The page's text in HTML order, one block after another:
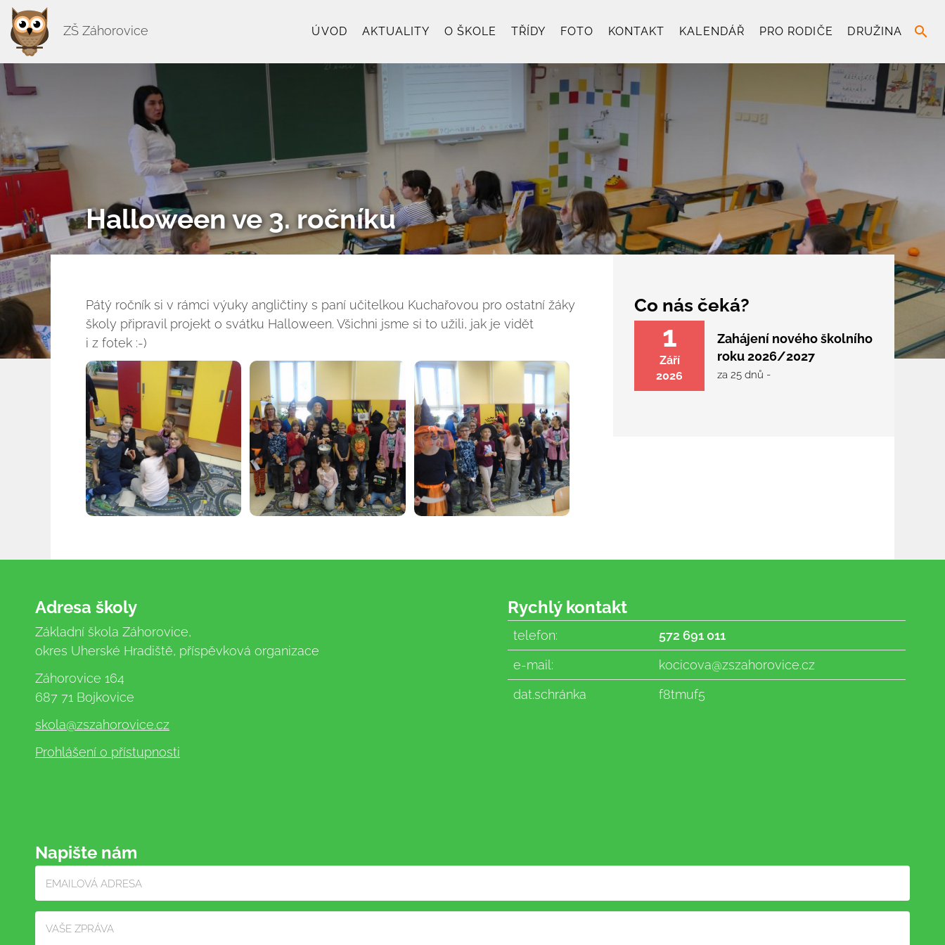
ZŠ Záhorovice ÚVOD AKTUALITY O ŠKOLE TŘÍDY FOTO KONTAKT KALENDÁŘ PRO RODIČE DRUŽINA search
Halloween ve 3. ročníku
Pátý ročník si v rámci výuky angličtiny s paní učitelkou Kuchařovou pro ostatní žáky
školy připravil projekt o svátku Halloween. Všichni jsme si to užili, jak je vidět
i z fotek :-)
Co nás čeká?
1
Září
2026
Zahájení nového školního
roku 2026/2027
za 25 dnů -
Adresa školy
Základní škola Záhorovice,
okres Uherské Hradiště, příspěvková organizace
Záhorovice 164
687 71 Bojkovice
skola@zszahorovice.cz
Prohlášení o přístupnosti
Rychlý kontakt
telefon:
572 691 011
e-mail:
kocicova@zszahorovice.cz
dat.schránka
f8tmuf5
Napište nám